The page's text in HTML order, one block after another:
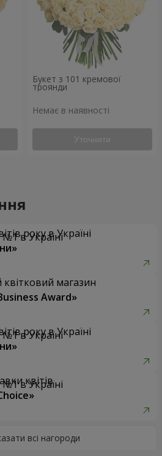
Букет з 101 кремової
троянди
Немає в наявності
Уточнити
року в Україні
магазин
Award»
року в Україні
квітів